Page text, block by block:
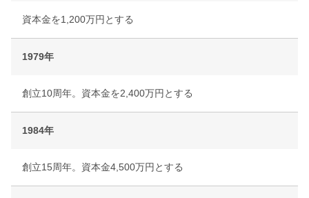
資本金を1,200万円とする
1979年
創立10周年。資本金を2,400万円とする
1984年
創立15周年。資本金4,500万円とする